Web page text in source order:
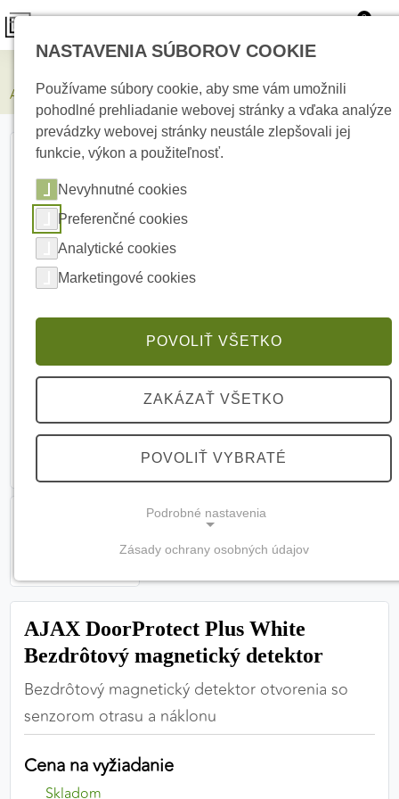
0
AJAX DoorProtect Plus White Bezdrôtový magnetický detektor
AJAX DoorProtect Plus White
Bezdrôtový magnetický detektor
Bezdrôtový magnetický detektor otvorenia so
senzorom otrasu a náklonu
Cena na vyžiadanie
Skladom
NASTAVENIA SÚBOROV COOKIE
Používame súbory cookie, aby sme vám umožnili
pohodlné prehliadanie webovej stránky a vďaka analýze
prevádzky webovej stránky neustále zlepšovali jej
funkcie, výkon a použiteľnosť.
Nevyhnutné cookies
Preferenčné cookies
Analytické cookies
Marketingové cookies
POVOLIŤ VŠETKO
ZAKÁZAŤ VŠETKO
POVOLIŤ VYBRATÉ
Podrobné nastavenia
(vždy aktívne, nemožno vypnúť)
Tieto cookies sú potrebné na správne fungovanie
webovej stránky a bez nich by nebolo možné
zabezpečiť jej plnú funkčnosť.
Nevyhnutné cookies
PREFERENČNÉ COOKIES
Zásady ochrany osobných údajov